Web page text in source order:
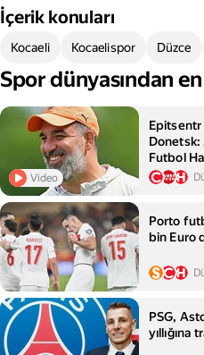
İçerik konuları
Kocaeli Kocaelispor Düzce
Spor dünyasından
Video
Epitsentr
Donetsk:
Futbol
Porto
bin Euro
PSG,
yıllığına